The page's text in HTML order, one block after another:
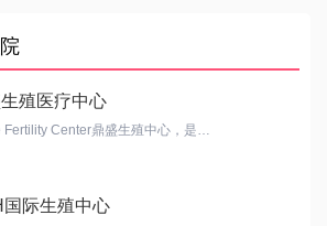
殖医疗中心
Fertility Center鼎盛生殖中心，是…
国际生殖中心